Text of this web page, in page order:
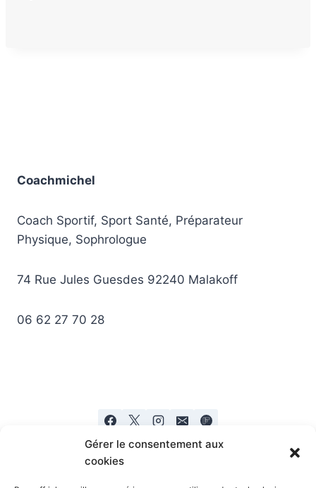
Gérer le consentement aux
cookies
Coachmichel
Coach Sportif, Sport Santé, Préparateur
Physique, Sophrologue
74 Rue Jules Guesdes 92240 Malakoff
06 62 27 70 28